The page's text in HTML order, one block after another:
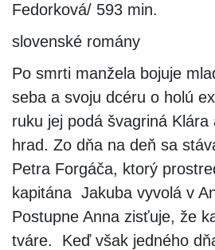
Fedorková/ 593 min.
slovenské romány
Po smrti manžela bojuje
seba a svoju dcéru o holú
ruku jej podá švagriná Klára
hrad. Zo dňa na deň sa
Petra Forgáča, ktorý
kapitána Jakuba vyvolá v
Postupne Anna zisťuje, že
tváre. Keď však jedného